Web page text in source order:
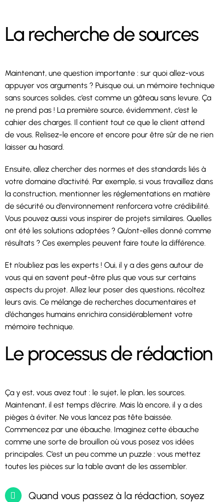
La recherche de sources
Maintenant, une question importante : sur quoi allez-vous
appuyer vos arguments ? Puisque oui, un mémoire technique
sans sources solides, c’est comme un gâteau sans levure. Ça
ne prend pas ! La première source, évidemment, c’est le
cahier des charges. Il contient tout ce que le client attend
de vous. Relisez-le encore et encore pour être sûr de ne rien
laisser au hasard.
Ensuite, allez chercher des normes et des standards liés à
votre domaine d’activité. Par exemple, si vous travaillez dans
la construction, mentionner les réglementations en matière
de sécurité ou d’environnement renforcera votre crédibilité.
Vous pouvez aussi vous inspirer de projets similaires. Quelles
ont été les solutions adoptées ? Qu’ont-elles donné comme
résultats ? Ces exemples peuvent faire toute la différence.
Et n’oubliez pas les experts ! Oui, il y a des gens autour de
vous qui en savent peut-être plus que vous sur certains
aspects du projet. Allez leur poser des questions, récoltez
leurs avis. Ce mélange de recherches documentaires et
d’échanges humains enrichira considérablement votre
mémoire technique.
Le processus de rédaction
Ça y est, vous avez tout : le sujet, le plan, les sources.
Maintenant, il est temps d’écrire. Mais là encore, il y a des
pièges à éviter. Ne vous lancez pas tête baissée.
Commencez par une ébauche. Imaginez cette ébauche
comme une sorte de brouillon où vous posez vos idées
principales. C’est un peu comme un puzzle : vous mettez
toutes les pièces sur la table avant de les assembler.
Quand vous passez à la rédaction, soyez